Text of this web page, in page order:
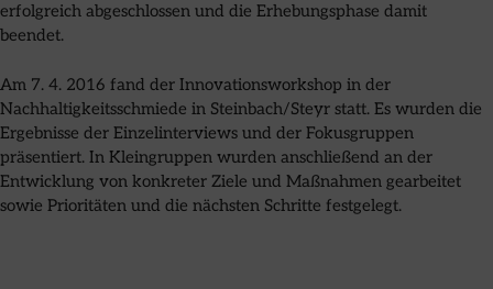
erfolgreich abgeschlossen und die Erhebungsphase damit
beendet.
Am 7. 4. 2016 fand der Innovationsworkshop in der
Nachhaltigkeitsschmiede in Steinbach/Steyr statt. Es wurden die
Ergebnisse der Einzelinterviews und der Fokusgruppen
präsentiert. In Kleingruppen wurden anschließend an der
Entwicklung von konkreter Ziele und Maßnahmen gearbeitet
sowie Prioritäten und die nächsten Schritte festgelegt.